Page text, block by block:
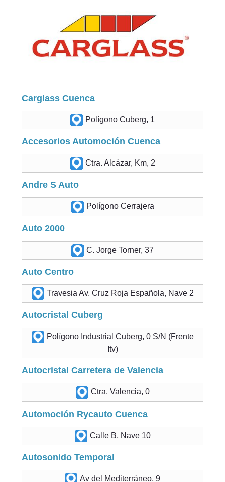
Carglass Cuenca
Polígono Cuberg, 1
Accesorios Automoción Cuenca
Ctra. Alcázar, Km, 2
Andre S Auto
Polígono Cerrajera
Auto 2000
C. Jorge Torner, 37
Auto Centro
Travesia Av. Cruz Roja Española, Nave 2
Autocristal Cuberg
Polígono Industrial Cuberg, 0 S/N (Frente
Itv)
Autocristal Carretera de Valencia
Ctra. Valencia, 0
Automoción Rycauto Cuenca
Calle B, Nave 10
Autosonido Temporal
Av del Mediterráneo, 9